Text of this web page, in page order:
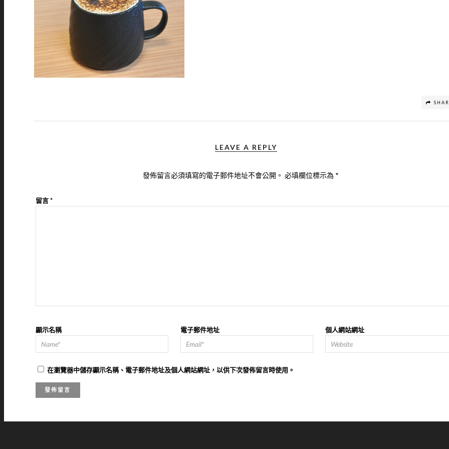
LEAVE A REPLY
發佈留言必須填寫的電子郵件地址不會公開。 必填欄位標示為 *
留言*
顯示名稱 電子郵件地址 個人網站網址
在瀏覽器中儲存顯示名稱、電子郵件地址及個人網站網址，以供下次發佈留言時使用。